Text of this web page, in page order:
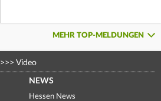
MEHR TOP-MELDUNGEN
>>> Video
NEWS
Hessen News